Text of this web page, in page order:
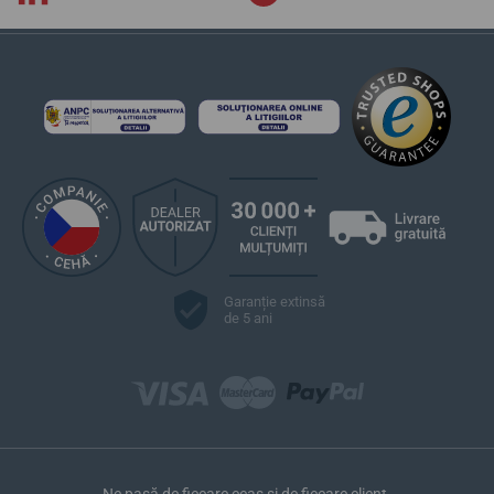
2504 Biel, Elveția / info@formexwatch.com
Essence
Essence Leggera
Field Automatic
Reef
Stratos
Lunety
Garanție extinsă
de 5 ani